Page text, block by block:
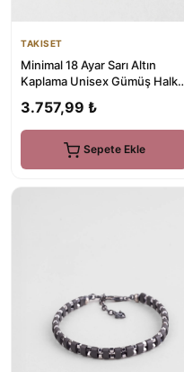
TAKISET
Minimal 18 Ayar Sarı Altın
Kaplama Unisex Gümüş Halka
3.757,99 ₺
Sepete Ekle